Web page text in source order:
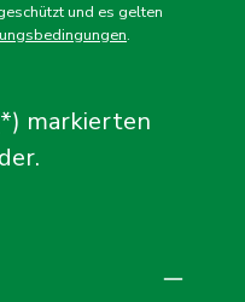
und es gelten
.
markierten